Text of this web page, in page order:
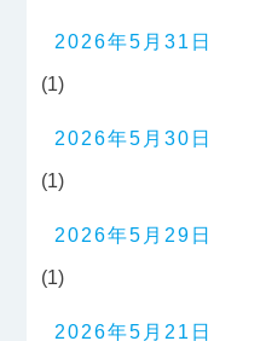
2026年5月31日
(1)
2026年5月30日
(1)
2026年5月29日
(1)
2026年5月21日